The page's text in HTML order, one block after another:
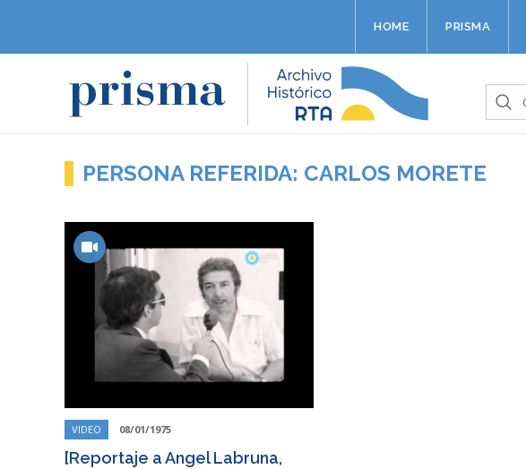
HOME PRISMA
PERSONA REFERIDA: CARLOS MORETE
VIDEO 08/01/1975
[Reportaje a Angel Labruna,